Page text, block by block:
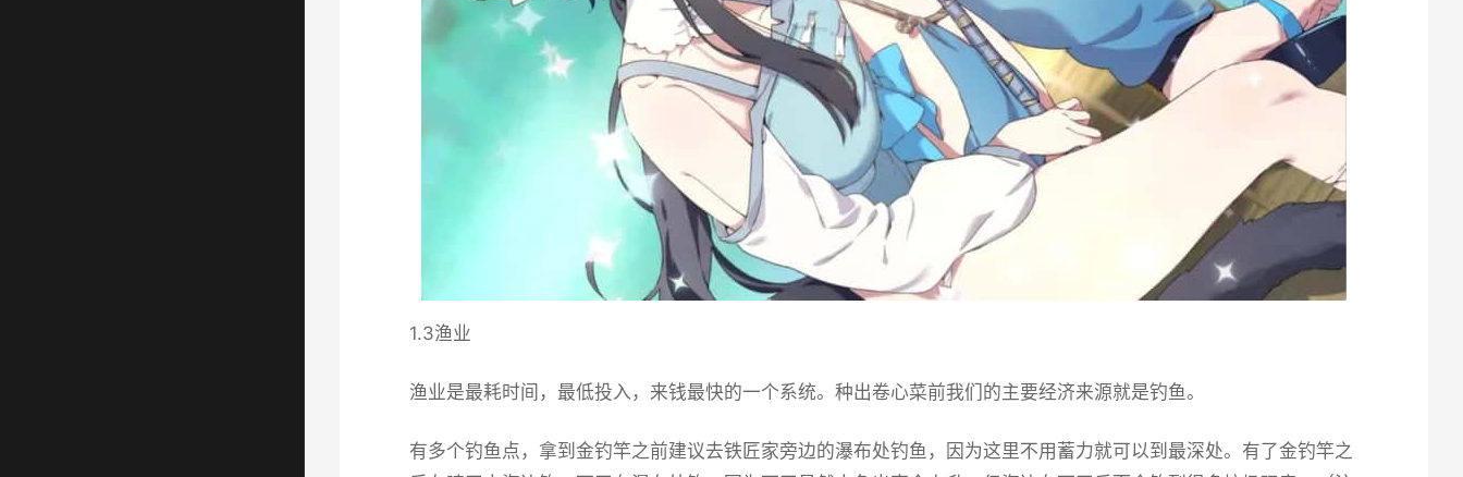
1.3渔业
渔业是最耗时间，最低投入，来钱最快的一个系统。种出卷心菜前我们的主要经济来源就是钓鱼。
有多个钓鱼点，拿到金钓竿之前建议去铁匠家旁边的瀑布处钓鱼，因为这里不用蓄力就可以到最深处。有了金钓竿之